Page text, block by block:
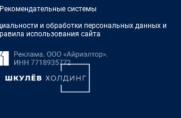
Рекомендательные системы
и обработки персональных данных и
использования сайта